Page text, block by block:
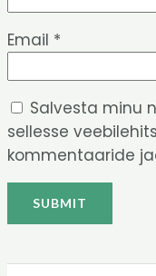
Email *
Salvesta minu
sellesse
kommentaaride